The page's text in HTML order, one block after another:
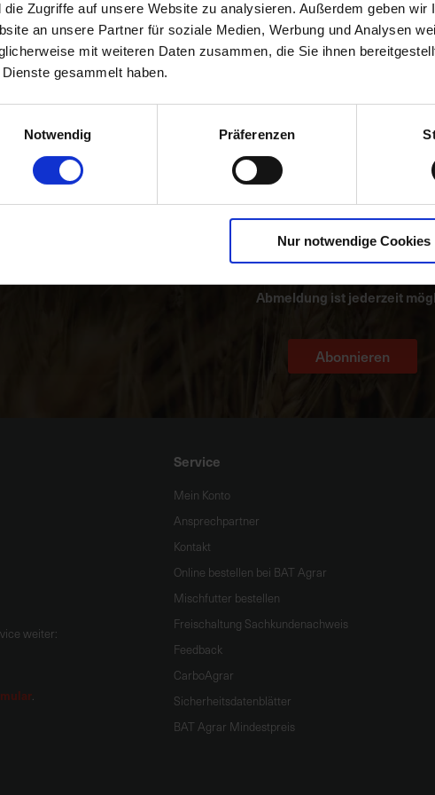
die Zugriffe auf unsere Website zu analysieren. Außerdem geben
an unsere Partner für soziale Medien, Werbung und Analysen
mit weiteren Daten zusammen, die Sie ihnen
gesammelt haben.
Notwendig
Präferenzen
Nur notwendige Cookies
Größere Abschlüsse Richtung LEH werden ab September erwartet.
sehr hart geführt werden. Diese Marktsituation drückt zusätzlich auf die
Unser kostenloser Newsletter informiert Sie
Abmeldung ist jederzeit
Abonnieren
weiter:
.
Service
Mein Konto
Ansprechpartner
Kontakt
Online bestellen bei BAT Agrar
Mischfutter bestellen
Freischaltung Sachkundenachweis
Feedback
CarboAgrar
Sicherheitsdatenblätter
BAT Agrar Mindestpreis